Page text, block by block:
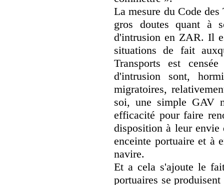
La mesure du Code
gros doutes quant à
d'intrusion en ZAR. Il
situations de fait
Transports est
d'intrusion sont,
migratoires,
soi, une simple GAV
efficacité pour faire
disposition à leur envie
enceinte portuaire et à
navire.
Et a cela s'ajoute le
portuaires se